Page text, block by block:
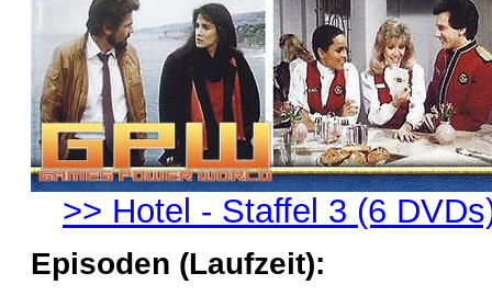
>> Hotel - Staffel 3 (6
Episoden (Laufzeit):